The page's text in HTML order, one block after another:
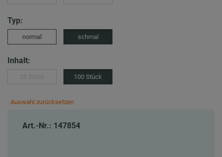
Typ:
normal schmal
Inhalt:
100 Stück
Auswahl zurücksetzen
Art.-Nr.: 147854